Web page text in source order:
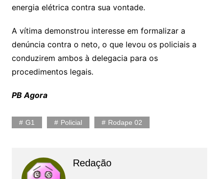
energia elétrica contra sua vontade.
A vítima demonstrou interesse em formalizar a
denúncia contra o neto, o que levou os policiais a
conduzirem ambos à delegacia para os
procedimentos legais.
PB Agora
G1 Policial Rodape 02
Redação